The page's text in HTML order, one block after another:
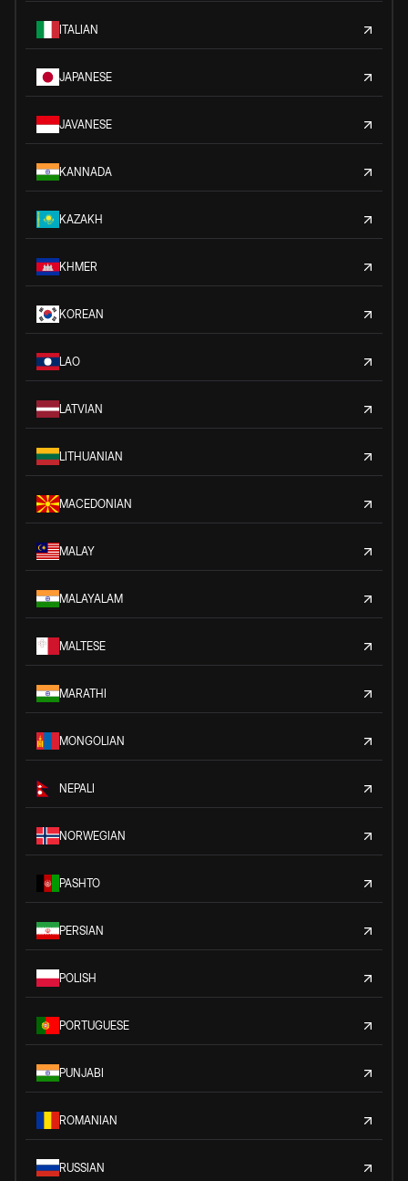
ITALIAN
JAPANESE
JAVANESE
KANNADA
KAZAKH
KHMER
KOREAN
LAO
LATVIAN
LITHUANIAN
MACEDONIAN
MALAY
MALAYALAM
MALTESE
MARATHI
MONGOLIAN
NEPALI
NORWEGIAN
PASHTO
PERSIAN
POLISH
PORTUGUESE
PUNJABI
ROMANIAN
RUSSIAN